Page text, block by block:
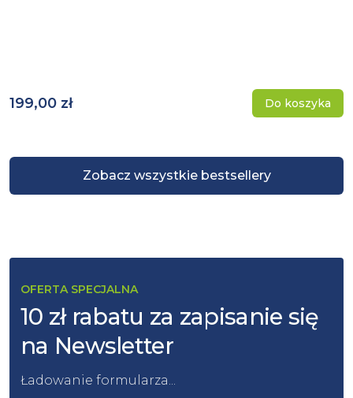
Zobacz wszystkie bestsellery
199,00 zł Do koszyka
OFERTA SPECJALNA
10 zł rabatu za zapisanie się
na Newsletter
Ładowanie formularza...